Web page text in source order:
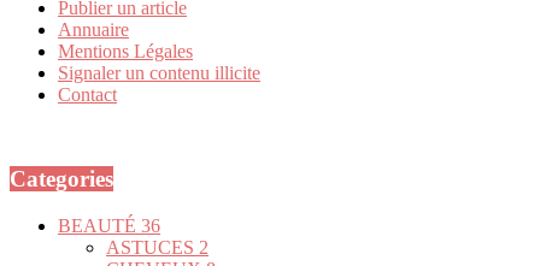
Publier un article
Annuaire
Mentions Légales
Signaler un contenu illicite
Contact
Categories
BEAUTÉ 36
ASTUCES 2